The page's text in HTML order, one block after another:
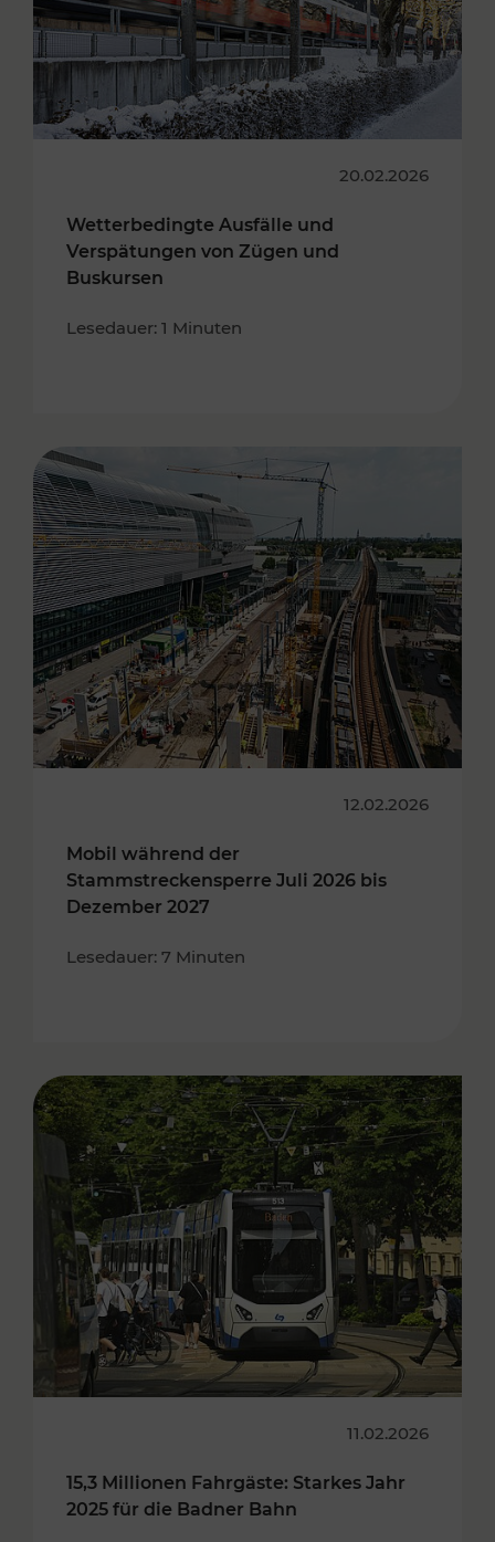
20.02.2026
Wetterbedingte Ausfälle und
Verspätungen von Zügen und
Buskursen
Lesedauer: 1 Minuten
12.02.2026
Mobil während der
Stammstreckensperre Juli 2026 bis
Dezember 2027
Lesedauer: 7 Minuten
11.02.2026
15,3 Millionen Fahrgäste: Starkes Jahr
2025 für die Badner Bahn